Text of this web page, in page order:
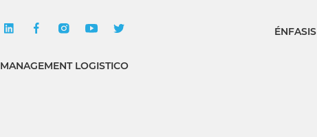
MANAGEMENT LOGISTICO
ÉNFASIS